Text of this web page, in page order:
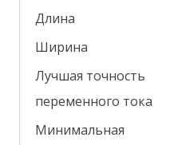
Длина
Ширина
Лучшая точность
переменного тока
Минимальная